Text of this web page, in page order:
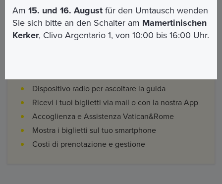
I vantaggi
Dispositivo radio per ascoltare la guida
Ricevi i tuoi biglietti via mail o con la nostra App
Accoglienza e Assistenza Vatican&Rome
Mostra i biglietti sul tuo smartphone
Costi di prenotazione e gestione
Am15. und 16. Augustfür den Umtausch wenden
Sie sich bitte an den Schalter am Mamertinischen
Kerker, Clivo Argentario 1, von 10:00 bis 16:00 Uhr.